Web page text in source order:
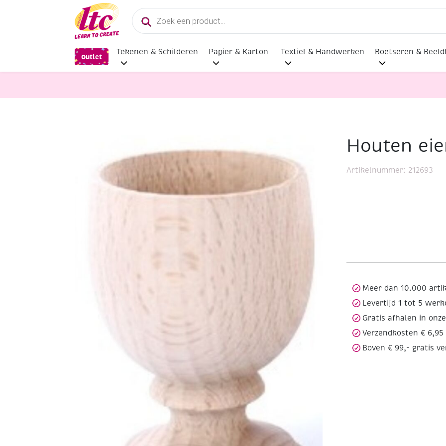
Producten
zoeken
Outlet
Tekenen & Schilderen Papier & Karton Textiel & Handwerken Boetseren &
Houten materialen en producten Houten eierdopje, 60 mm Houten
Artikelnummer: 212693
Meer dan 10.000
Levertijd 1 tot 5
Gratis afhalen in onze
Verzendkosten € 6,95
Boven € 99,- gratis